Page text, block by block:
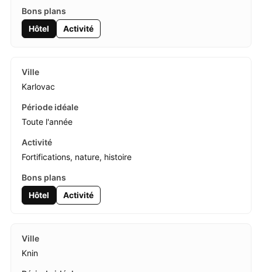
Hôtel Activité
Karlovac
Toute l'année
Fortifications, nature, histoire
Hôtel Activité
Knin